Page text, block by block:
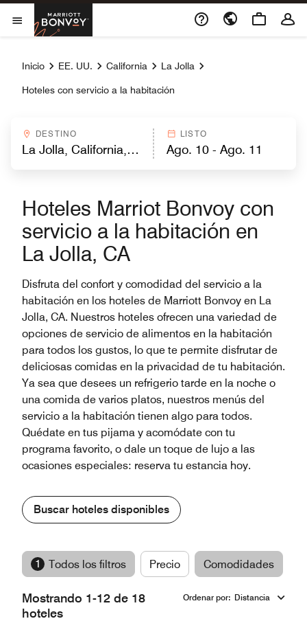
Skip to Content
Abrir el menú
Marriott Bonvoy
Inicio EE. UU. California La Jolla
Hoteles con servicio a la habitación
DESTINO LISTO
Hoteles Marriot Bonvoy con
servicio a la habitación en
La Jolla, CA
Disfruta del confort y comodidad del servicio a la
habitación en los hoteles de Marriott Bonvoy en La
Jolla, CA. Nuestros hoteles ofrecen una variedad de
opciones de servicio de alimentos en la habitación
para todos los gustos, lo que te permite disfrutar de
deliciosas comidas en la privacidad de tu habitación.
Ya sea que desees un refrigerio tarde en la noche o
una comida de varios platos, nuestros menús del
servicio a la habitación tienen algo para todos.
Quédate en tus pijama y acomódate con tu
programa favorito, o dale un toque de lujo a las
ocasiones especiales: reserva tu estancia hoy.
Buscar hoteles disponibles
1 Todos los filtros Precio Comodidades
Mostrando 1-12 de 18
hoteles
Ordenar por: Distancia